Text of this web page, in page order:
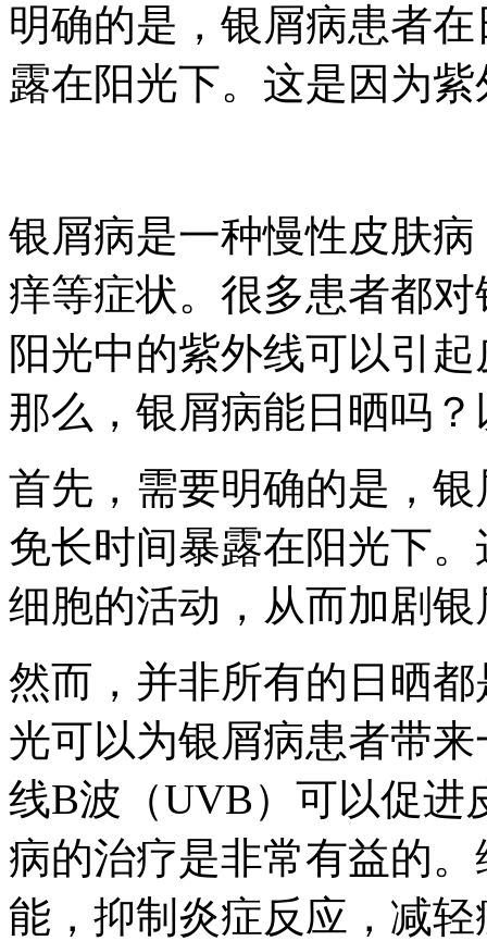
明确的是，银屑病患者
露在阳光下。这是因为
银屑病是一种慢性皮肤
痒等症状。很多患者都
阳光中的紫外线可以引
那么，银屑病能日晒吗
首先，需要明确的是，
免长时间暴露在阳光下
细胞的活动，从而加剧
然而，并非所有的日晒
光可以为银屑病患者带
线B波（UVB）可以促进
病的治疗是非常有益的
能，抑制炎症反应，减轻